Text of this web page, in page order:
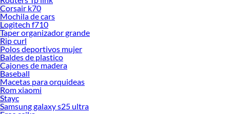
Corsair k70
Mochila de cars
Logitech f710
Taper organizador grande
Rip curl
Polos deportivos mujer
Baldes de plastico
Cajones de madera
Baseball
Macetas para orquideas
Rom xiaomi
Stayc
Samsung galaxy s25 ultra